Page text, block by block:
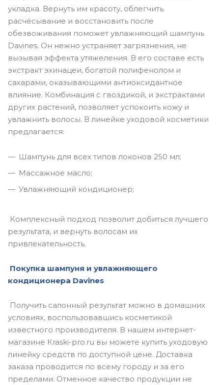
укладка. Вернуть им красоту, облегчить
расчёсывание и восстановить после
обезвоживания поможет увлажняющий шампунь
Davines. Он нежно устраняет загрязнения, не
вызывая эффекта утяжеления. В его составе есть
экстракт эхинацеи, богатой полифенолом и
сахарами, оказывающими антиоксидантное
влияние. Комбинация с гвоздикой, и экстрактами
других растений, позволяет успокоить кожу и
увлажнить волосы. В линейке уходовой косметики
предлагается:
Шампунь для всех типов локонов 250 мл;
Массажное масло;
Увлажняющий кондиционер;
Комплексный подход позволит добиться лучшего
результата, и вернуть волосам их
привлекательность.
Покупка шампуня и увлажняющего
кондиционера Davines
Получить салонный результат можно в домашних
условиях, воспользовавшись косметикой
известного производителя. В нашем интернет-
магазине Кraski-pro.ru вы можете купить уходовую
линейку средств по доступной цене. Доставка
заказа проводится по всему городу и за его
пределами. Отменное качество продукции не